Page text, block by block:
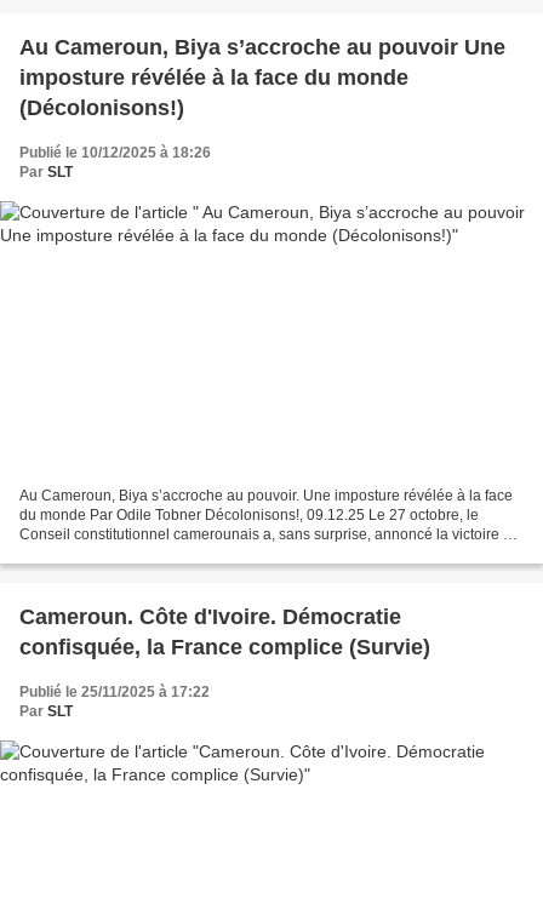
Au Cameroun, Biya s’accroche au pouvoir Une
imposture révélée à la face du monde
(Décolonisons!)
Publié le 10/12/2025 à 18:26
Par SLT
Au Cameroun, Biya s’accroche au pouvoir. Une imposture révélée à la face
du monde Par Odile Tobner Décolonisons!, 09.12.25 Le 27 octobre, le
Conseil constitutionnel camerounais a, sans surprise, annoncé la victoire du
Cameroun. Côte d'Ivoire. Démocratie
confisquée, la France complice (Survie)
Publié le 25/11/2025 à 17:22
Par SLT